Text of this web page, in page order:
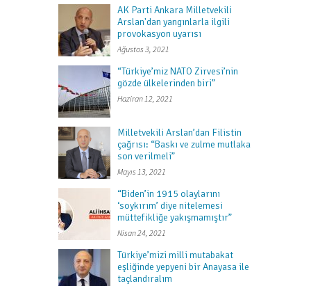
AK Parti Ankara Milletvekili
Arslan'dan yangınlarla ilgili
provokasyon uyarısı
Ağustos 3, 2021
“Türkiye’miz NATO Zirvesi’nin
gözde ülkelerinden biri”
Haziran 12, 2021
Milletvekili Arslan’dan Filistin
çağrısı: “Baskı ve zulme mutlaka
son verilmeli”
Mayıs 13, 2021
“Biden’in 1915 olaylarını
‘soykırım’ diye nitelemesi
müttefikliğe yakışmamıştır”
Nisan 24, 2021
Türkiye’mizi milli mutabakat
eşliğinde yepyeni bir Anayasa ile
taçlandıralım